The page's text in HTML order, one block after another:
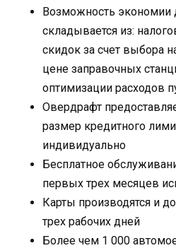
Возможность экономии
складывается из:
скидок за счет выбора
цене заправочных
оптимизации расходов
Овердрафт
размер кредитного
индивидуально
Бесплатное
первых трех месяцев
Карты производятся и
трех рабочих дней
Более чем 1 000